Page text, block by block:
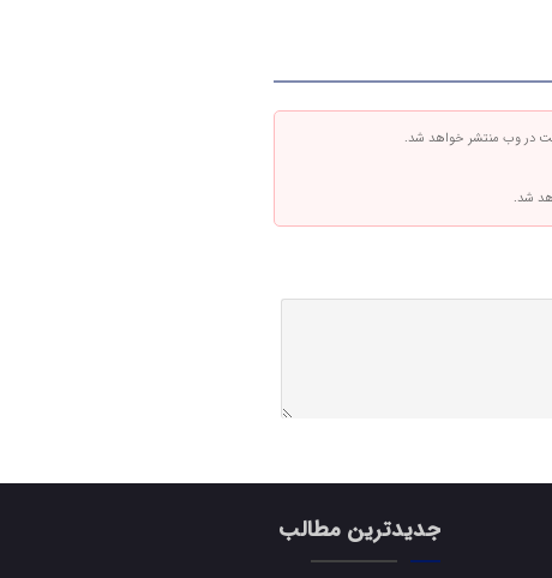
در وب منتشر خواهد شد.
شد.
جدیدترین مطالب